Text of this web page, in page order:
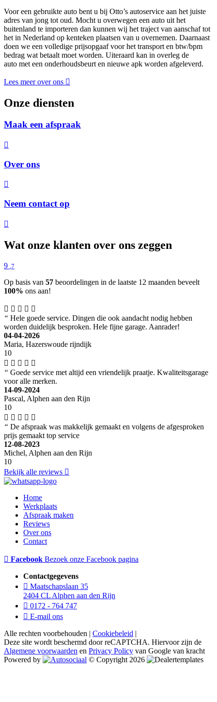
Voor een gebruikte auto bent u bij Otto’s autoservice aan het juiste
adres van jong tot oud. Mocht u overwegen een auto uit het
buitenland te importeren dan kunnen wij het traject van aanschaf tot
het in Nederland op kenteken plaatsen van u overnemen. Daarnaast
doen we een volledige prijsopgaaf voor het transport en btw/bpm
bedrag wat betaalt moet worden. Uiteraard kan in overleg de
auto met een onderhoudsbeurt en nieuwe apk worden afgeleverd.
Lees meer over ons
Onze diensten
Maak een afspraak
Over ons
Neem contact op
Wat onze klanten over ons zeggen
9 ,7
Op basis van 57 beoordelingen in de laatste 12 maanden beveelt
100% ons aan!
“ Hele goede service. Dingen die ook aandacht nodig hebben
worden duidelijk besproken. Hele fijne garage. Aanrader!
04-04-2026
Maria, Hazerswoude rijndijk
10
“ Goede service met altijd een vriendelijk praatje. Kwaliteitsgarage
voor alle merken.
14-09-2024
Pascal, Alphen aan den Rijn
10
“ De afspraak was makkelijk gemaakt en volgens de afgesproken
prijs gemaakt top service
12-08-2023
Michel, Alphen aan den Rijn
10
Bekijk alle reviews
Home
Werkplaats
Afspraak maken
Reviews
Over ons
Contact
Facebook Bezoek onze Facebook pagina
Contactgegevens
Maatschapslaan 35
2404 CL Alphen aan den Rijn
0172 - 764 747
E-mail ons
Alle rechten voorbehouden | Cookiebeleid |
Deze site wordt beschermd door reCAPTCHA. Hiervoor zijn de
Algemene voorwaarden en Privacy Policy van Google van kracht
Powered by
© Copyright 2026